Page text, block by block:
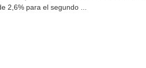
2,6% para el segundo ...